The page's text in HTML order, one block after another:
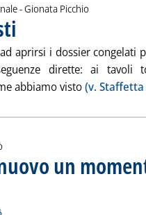
-di:
Gionata Picchio
aprirsi i dossier congelati
dirette: ai tavoli
abbiamo visto(v.
un